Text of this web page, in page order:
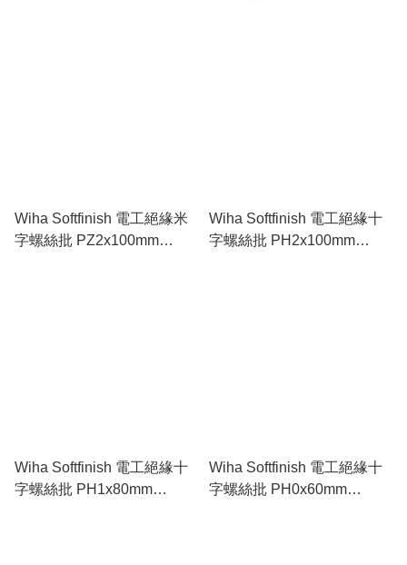
Wiha Softfinish 電工絕緣米
字螺絲批 PZ2x100mm
Wiha Softfinish 電工絕緣十
字螺絲批 PH2x100mm
Wiha Softfinish 電工絕緣十
字螺絲批 PH1x80mm
Wiha Softfinish 電工絕緣十
字螺絲批 PH0x60mm